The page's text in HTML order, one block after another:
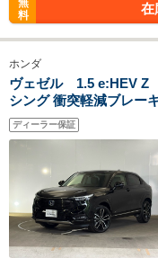
無
料
在
ホンダ
ヴェゼル 1.5 e:HEV Z
シング 衝突軽減ブレー
トロール 純正ナビ フル
LEDヘッドライト ETC
ディーラー保証